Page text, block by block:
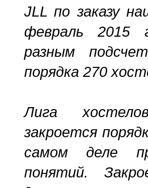
JLL по заказу
февраль 2015
разным
порядка 270
Лига
закроется
самом деле
понятий.